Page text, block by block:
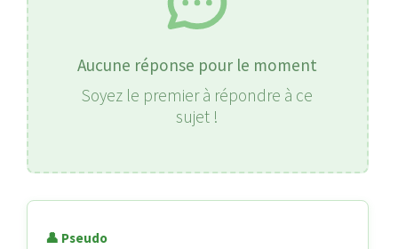
Aucune réponse pour le moment
Soyez le premier à répondre à ce
sujet !
👤 Pseudo